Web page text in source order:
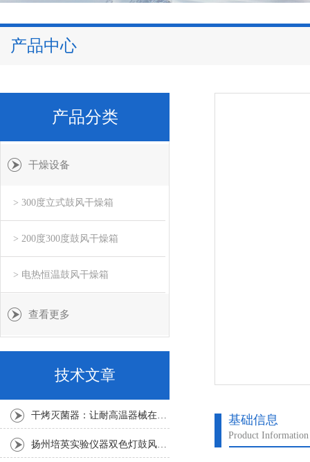
产品中心
基础信息
Product Information
产品分类
干燥设备
> 300度立式鼓风干燥箱
> 200度300度鼓风干燥箱
> 电热恒温鼓风干燥箱
查看更多
技术文章
干烤灭菌器：让耐高温器械在无水高温中重获无菌新生
扬州培英实验仪器双色灯鼓风干燥箱